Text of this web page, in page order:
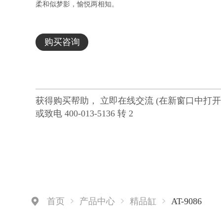
柔和似梦影，愉悦两相知。
购买咨询
获得购买帮助， 立即在线交流 (在新窗口中打
或致电 400-013-5136 转 2
首页 产品中心 精品缸 AT-9086